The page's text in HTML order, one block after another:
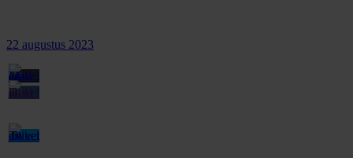
22 augustus 2023